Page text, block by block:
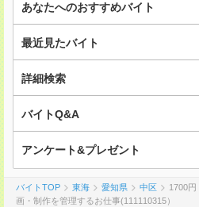
あなたへのおすすめバイト
最近見たバイト
詳細検索
バイトQ&A
アンケート&プレゼント
バイトTOP 東海 愛知県 中区
1700
画・制作を管理するお仕事(111110315）